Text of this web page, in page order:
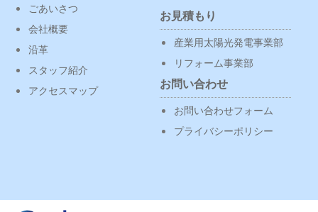
ごあいさつ
会社概要
沿革
スタッフ紹介
アクセスマップ
お見積もり
産業用太陽光発電事業部
リフォーム事業部
お問い合わせ
お問い合わせフォーム
プライバシーポリシー